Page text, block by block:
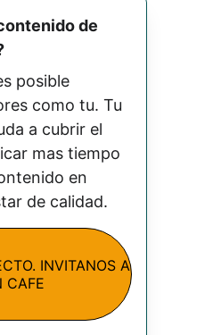
de
posible
como tu. Tu
a cubrir el
mas tiempo
en
de calidad.
INVITANOS A
CAFE